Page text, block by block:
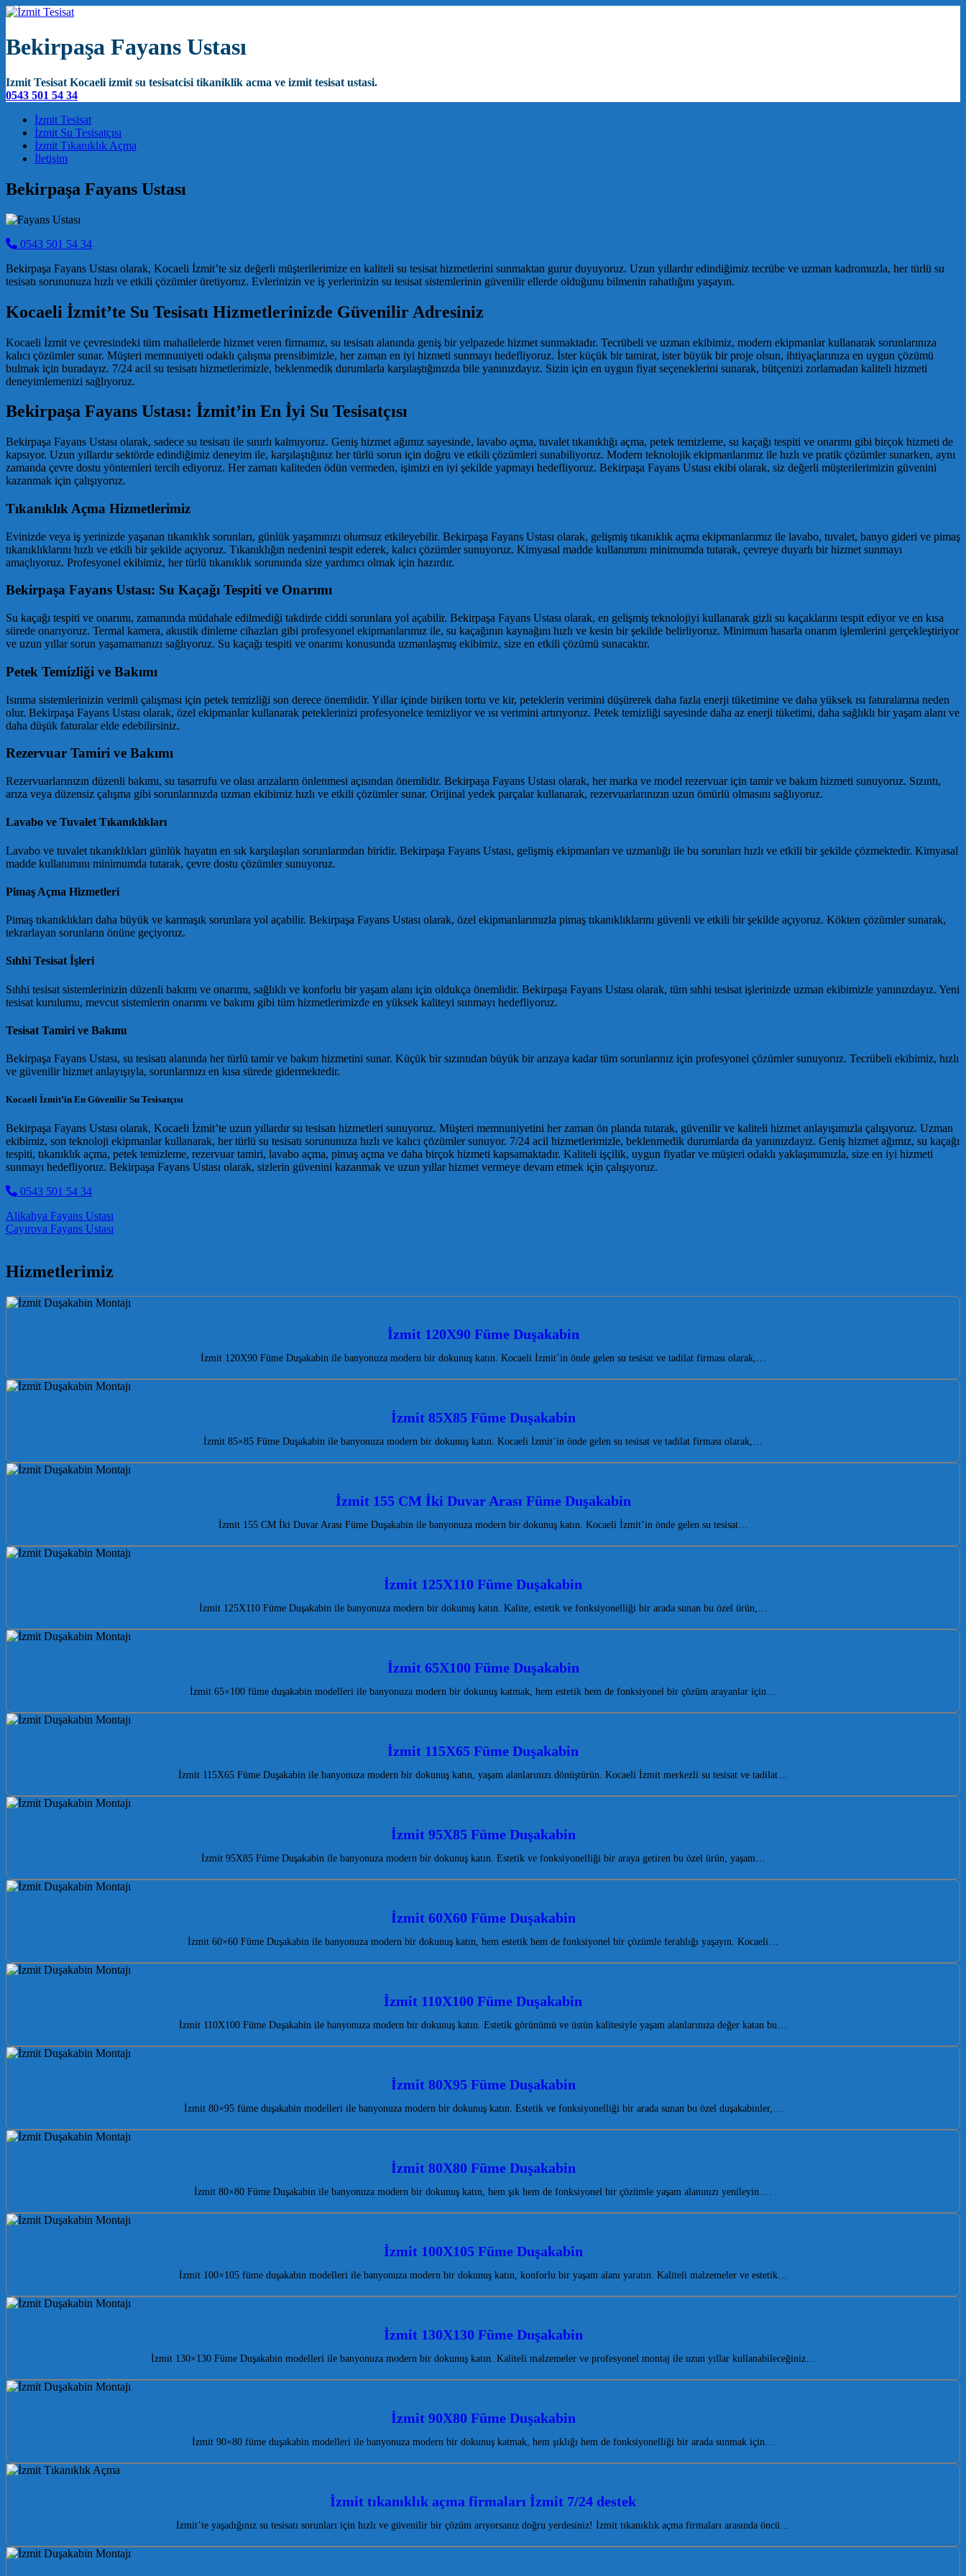
Bekirpaşa Fayans Ustası
Izmit Tesisat Kocaeli izmit su tesisatcisi tikaniklik acma ve izmit tesisat ustasi.
0543 501 54 34
Main Navigation
İzmit Tesisat
İzmit Su Tesisatçısı
İzmit Tıkanıklık Açma
İletişim
Bekirpaşa Fayans Ustası
0543 501 54 34
Bekirpaşa Fayans Ustası olarak, Kocaeli İzmit’te siz değerli müşterilerimize en kaliteli su tesisat hizmetlerini sunmaktan gurur duyuyoruz. Uzun yıllardır edindiğimiz tecrübe ve uzman kadromuzla, her türlü su
tesisatı sorununuza hızlı ve etkili çözümler üretiyoruz. Evlerinizin ve iş yerlerinizin su tesisat sistemlerinin güvenilir ellerde olduğunu bilmenin rahatlığını yaşayın.
Kocaeli İzmit’te Su Tesisatı Hizmetlerinizde Güvenilir Adresiniz
Kocaeli İzmit ve çevresindeki tüm mahallelerde hizmet veren firmamız, su tesisatı alanında geniş bir yelpazede hizmet sunmaktadır. Tecrübeli ve uzman ekibimiz, modern ekipmanlar kullanarak sorunlarınıza
kalıcı çözümler sunar. Müşteri memnuniyeti odaklı çalışma prensibimizle, her zaman en iyi hizmeti sunmayı hedefliyoruz. İster küçük bir tamirat, ister büyük bir proje olsun, ihtiyaçlarınıza en uygun çözümü
bulmak için buradayız. 7/24 acil su tesisatı hizmetlerimizle, beklenmedik durumlarla karşılaştığınızda bile yanınızdayız. Sizin için en uygun fiyat seçeneklerini sunarak, bütçenizi zorlamadan kaliteli hizmeti
deneyimlemenizi sağlıyoruz.
Bekirpaşa Fayans Ustası: İzmit’in En İyi Su Tesisatçısı
Bekirpaşa Fayans Ustası olarak, sadece su tesisatı ile sınırlı kalmıyoruz. Geniş hizmet ağımız sayesinde, lavabo açma, tuvalet tıkanıklığı açma, petek temizleme, su kaçağı tespiti ve onarımı gibi birçok hizmeti de
kapsıyor. Uzun yıllardır sektörde edindiğimiz deneyim ile, karşılaştığınız her türlü sorun için doğru ve etkili çözümleri sunabiliyoruz. Modern teknolojik ekipmanlarımız ile hızlı ve pratik çözümler sunarken, aynı
zamanda çevre dostu yöntemleri tercih ediyoruz. Her zaman kaliteden ödün vermeden, işimizi en iyi şekilde yapmayı hedefliyoruz. Bekirpaşa Fayans Ustası ekibi olarak, siz değerli müşterilerimizin güvenini
kazanmak için çalışıyoruz.
Tıkanıklık Açma Hizmetlerimiz
Evinizde veya iş yerinizde yaşanan tıkanıklık sorunları, günlük yaşamınızı olumsuz etkileyebilir. Bekirpaşa Fayans Ustası olarak, gelişmiş tıkanıklık açma ekipmanlarımız ile lavabo, tuvalet, banyo gideri ve pimaş
tıkanıklıklarını hızlı ve etkili bir şekilde açıyoruz. Tıkanıklığın nedenini tespit ederek, kalıcı çözümler sunuyoruz. Kimyasal madde kullanımını minimumda tutarak, çevreye duyarlı bir hizmet sunmayı
amaçlıyoruz. Profesyonel ekibimiz, her türlü tıkanıklık sorununda size yardımcı olmak için hazırdır.
Bekirpaşa Fayans Ustası: Su Kaçağı Tespiti ve Onarımı
Su kaçağı tespiti ve onarımı, zamanında müdahale edilmediği takdirde ciddi sorunlara yol açabilir. Bekirpaşa Fayans Ustası olarak, en gelişmiş teknolojiyi kullanarak gizli su kaçaklarını tespit ediyor ve en kısa
sürede onarıyoruz. Termal kamera, akustik dinleme cihazları gibi profesyonel ekipmanlarımız ile, su kaçağının kaynağını hızlı ve kesin bir şekilde belirliyoruz. Minimum hasarla onarım işlemlerini gerçekleştiriyor
ve uzun yıllar sorun yaşamamanızı sağlıyoruz. Su kaçağı tespiti ve onarımı konusunda uzmanlaşmış ekibimiz, size en etkili çözümü sunacaktır.
Petek Temizliği ve Bakımı
Isınma sistemlerinizin verimli çalışması için petek temizliği son derece önemlidir. Yıllar içinde biriken tortu ve kir, peteklerin verimini düşürerek daha fazla enerji tüketimine ve daha yüksek ısı faturalarına neden
olur. Bekirpaşa Fayans Ustası olarak, özel ekipmanlar kullanarak peteklerinizi profesyonelce temizliyor ve ısı verimini artırıyoruz. Petek temizliği sayesinde daha az enerji tüketimi, daha sağlıklı bir yaşam alanı ve
daha düşük faturalar elde edebilirsiniz.
Rezervuar Tamiri ve Bakımı
Rezervuarlarınızın düzenli bakımı, su tasarrufu ve olası arızaların önlenmesi açısından önemlidir. Bekirpaşa Fayans Ustası olarak, her marka ve model rezervuar için tamir ve bakım hizmeti sunuyoruz. Sızıntı,
arıza veya düzensiz çalışma gibi sorunlarınızda uzman ekibimiz hızlı ve etkili çözümler sunar. Orijinal yedek parçalar kullanarak, rezervuarlarınızın uzun ömürlü olmasını sağlıyoruz.
Lavabo ve Tuvalet Tıkanıklıkları
Lavabo ve tuvalet tıkanıklıkları günlük hayatın en sık karşılaşılan sorunlarından biridir. Bekirpaşa Fayans Ustası, gelişmiş ekipmanları ve uzmanlığı ile bu sorunları hızlı ve etkili bir şekilde çözmektedir. Kimyasal
madde kullanımını minimumda tutarak, çevre dostu çözümler sunuyoruz.
Pimaş Açma Hizmetleri
Pimaş tıkanıklıkları daha büyük ve karmaşık sorunlara yol açabilir. Bekirpaşa Fayans Ustası olarak, özel ekipmanlarımızla pimaş tıkanıklıklarını güvenli ve etkili bir şekilde açıyoruz. Kökten çözümler sunarak,
tekrarlayan sorunların önüne geçiyoruz.
Sıhhi Tesisat İşleri
Sıhhi tesisat sistemlerinizin düzenli bakımı ve onarımı, sağlıklı ve konforlu bir yaşam alanı için oldukça önemlidir. Bekirpaşa Fayans Ustası olarak, tüm sıhhi tesisat işlerinizde uzman ekibimizle yanınızdayız. Yeni
tesisat kurulumu, mevcut sistemlerin onarımı ve bakımı gibi tüm hizmetlerimizde en yüksek kaliteyi sunmayı hedefliyoruz.
Tesisat Tamiri ve Bakımı
Bekirpaşa Fayans Ustası, su tesisatı alanında her türlü tamir ve bakım hizmetini sunar. Küçük bir sızıntıdan büyük bir arızaya kadar tüm sorunlarınız için profesyonel çözümler sunuyoruz. Tecrübeli ekibimiz, hızlı
ve güvenilir hizmet anlayışıyla, sorunlarınızı en kısa sürede gidermektedir.
Kocaeli İzmit’in En Güvenilir Su Tesisatçısı
Bekirpaşa Fayans Ustası olarak, Kocaeli İzmit’te uzun yıllardır su tesisatı hizmetleri sunuyoruz. Müşteri memnuniyetini her zaman ön planda tutarak, güvenilir ve kaliteli hizmet anlayışımızla çalışıyoruz. Uzman
ekibimiz, son teknoloji ekipmanlar kullanarak, her türlü su tesisatı sorununuza hızlı ve kalıcı çözümler sunuyor. 7/24 acil hizmetlerimizle, beklenmedik durumlarda da yanınızdayız. Geniş hizmet ağımız, su kaçağı
tespiti, tıkanıklık açma, petek temizleme, rezervuar tamiri, lavabo açma, pimaş açma ve daha birçok hizmeti kapsamaktadır. Kaliteli işçilik, uygun fiyatlar ve müşteri odaklı yaklaşımımızla, size en iyi hizmeti
sunmayı hedefliyoruz. Bekirpaşa Fayans Ustası olarak, sizlerin güvenini kazanmak ve uzun yıllar hizmet vermeye devam etmek için çalışıyoruz.
0543 501 54 34
Post navigation
Alikahya Fayans Ustası
Çayırova Fayans Ustası
Hizmetlerimiz
İzmit 120X90 Füme Duşakabin
İzmit 120X90 Füme Duşakabin ile banyonuza modern bir dokunuş katın. Kocaeli İzmit’in önde gelen su tesisat ve tadilat firması olarak,…
İzmit 85X85 Füme Duşakabin
İzmit 85×85 Füme Duşakabin ile banyonuza modern bir dokunuş katın. Kocaeli İzmit’in önde gelen su tesisat ve tadilat firması olarak,…
İzmit 155 CM İki Duvar Arası Füme Duşakabin
İzmit 155 CM İki Duvar Arası Füme Duşakabin ile banyonuza modern bir dokunuş katın. Kocaeli İzmit’in önde gelen su tesisat…
İzmit 125X110 Füme Duşakabin
İzmit 125X110 Füme Duşakabin ile banyonuza modern bir dokunuş katın. Kalite, estetik ve fonksiyonelliği bir arada sunan bu özel ürün,…
İzmit 65X100 Füme Duşakabin
İzmit 65×100 füme duşakabin modelleri ile banyonuza modern bir dokunuş katmak, hem estetik hem de fonksiyonel bir çözüm arayanlar için…
İzmit 115X65 Füme Duşakabin
İzmit 115X65 Füme Duşakabin ile banyonuza modern bir dokunuş katın, yaşam alanlarınızı dönüştürün. Kocaeli İzmit merkezli su tesisat ve tadilat…
İzmit 95X85 Füme Duşakabin
İzmit 95X85 Füme Duşakabin ile banyonuza modern bir dokunuş katın. Estetik ve fonksiyonelliği bir araya getiren bu özel ürün, yaşam…
İzmit 60X60 Füme Duşakabin
İzmit 60×60 Füme Duşakabin ile banyonuza modern bir dokunuş katın, hem estetik hem de fonksiyonel bir çözümle ferahlığı yaşayın. Kocaeli…
İzmit 110X100 Füme Duşakabin
İzmit 110X100 Füme Duşakabin ile banyonuza modern bir dokunuş katın. Estetik görünümü ve üstün kalitesiyle yaşam alanlarınıza değer katan bu…
İzmit 80X95 Füme Duşakabin
İzmit 80×95 füme duşakabin modelleri ile banyonuza modern bir dokunuş katın. Estetik ve fonksiyonelliği bir arada sunan bu özel duşakabinler,…
İzmit 80X80 Füme Duşakabin
İzmit 80×80 Füme Duşakabin ile banyonuza modern bir dokunuş katın, hem şık hem de fonksiyonel bir çözümle yaşam alanınızı yenileyin.…
İzmit 100X105 Füme Duşakabin
İzmit 100×105 füme duşakabin modelleri ile banyonuza modern bir dokunuş katın, konforlu bir yaşam alanı yaratın. Kaliteli malzemeler ve estetik…
İzmit 130X130 Füme Duşakabin
İzmit 130×130 Füme Duşakabin modelleri ile banyonuza modern bir dokunuş katın. Kaliteli malzemeler ve profesyonel montaj ile uzun yıllar kullanabileceğiniz…
İzmit 90X80 Füme Duşakabin
İzmit 90×80 füme duşakabin modelleri ile banyonuza modern bir dokunuş katmak, hem şıklığı hem de fonksiyonelliği bir arada sunmak için…
İzmit tıkanıklık açma firmaları İzmit 7/24 destek
İzmit’te yaşadığınız su tesisatı sorunları için hızlı ve güvenilir bir çözüm arıyorsanız doğru yerdesiniz! İzmit tıkanıklık açma firmaları arasında öncü…